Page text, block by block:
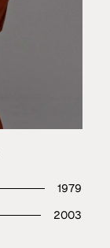
1979
2003